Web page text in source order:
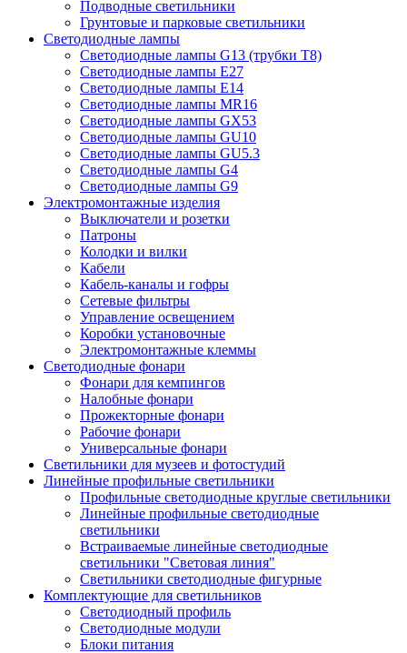
Подводные светильники
Грунтовые и парковые светильники
Светодиодные лампы
Светодиодные лампы G13 (трубки T8)
Светодиодные лампы Е27
Светодиодные лампы Е14
Светодиодные лампы MR16
Светодиодные лампы GX53
Светодиодные лампы GU10
Светодиодные лампы GU5.3
Светодиодные лампы G4
Светодиодные лампы G9
Электромонтажные изделия
Выключатели и розетки
Патроны
Колодки и вилки
Кабели
Кабель-каналы и гофры
Сетевые фильтры
Управление освещением
Коробки установочные
Электромонтажные клеммы
Светодиодные фонари
Фонари для кемпингов
Налобные фонари
Прожекторные фонари
Рабочие фонари
Универсальные фонари
Светильники для музеев и фотостудий
Линейные профильные светильники
Профильные светодиодные круглые светильники
Линейные профильные светодиодные
светильники
Встраиваемые линейные светодиодные
светильники "Световая линия"
Светильники светодиодные фигурные
Комплектующие для светильников
Светодиодный профиль
Светодиодные модули
Блоки питания